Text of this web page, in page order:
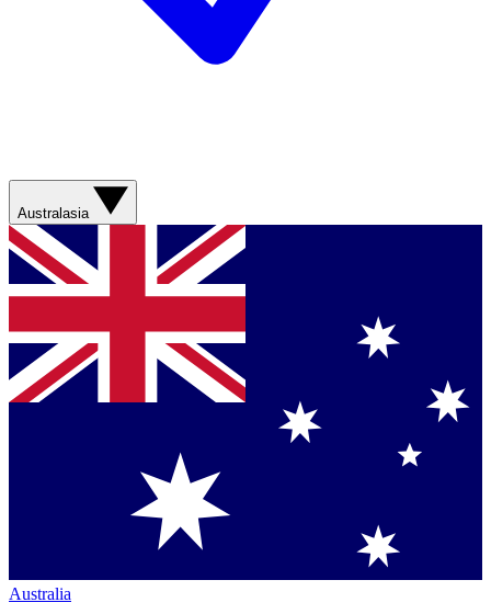
Australasia
Australia